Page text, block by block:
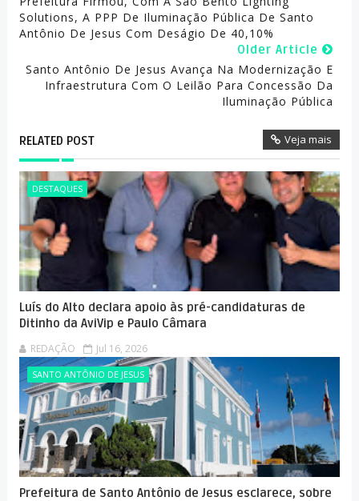
Solutions, A PPP De Iluminação Pública De Santo
Antônio De Jesus Com Deságio De 40,10%
Older Article
Santo Antônio De Jesus Avança Na Modernização E
Infraestrutura Com O Leilão Para Concessão Da
Iluminação Pública
RELATED POST Veja mais
DESTAQUES
Luís do Alto declara apoio às pré-candidaturas de
Ditinho da AviVip e Paulo Câmara
REDAÇÃO Jul 16, 2026
SANTO ANTÔNIO DE JESUS
Prefeitura de Santo Antônio de Jesus esclarece, sobre